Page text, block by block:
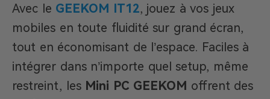
Avec le GEEKOM IT12, jouez à vos jeux
mobiles en toute fluidité sur grand écran,
tout en économisant de l’espace. Faciles à
intégrer dans n’importe quel setup, même
restreint, les Mini PC GEEKOM offrent des